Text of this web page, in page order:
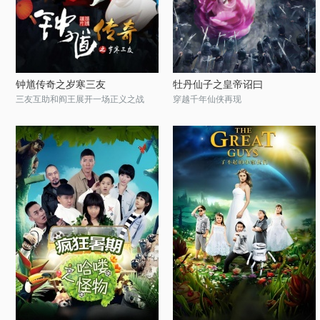
钟馗传奇之岁寒三友
三友互助和阎王展开一场正义之战
牡丹仙子之皇帝诏曰
穿越千年仙侠再现